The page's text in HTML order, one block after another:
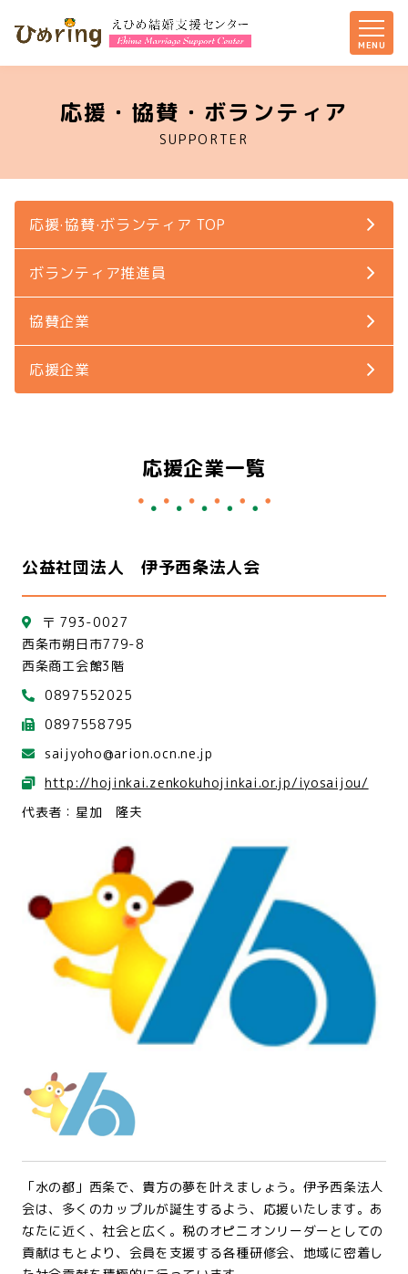
応援・協賛・ボランティア
SUPPORTER
応援·協賛·ボランティア TOP
ボランティア推進員
協賛企業
応援企業
応援企業一覧
公益社団法人 伊予西条法人会
〒 793-0027
西条市朔日市779-8
西条商工会館3階
0897552025
0897558795
saijyoho@arion.ocn.ne.jp
http://hojinkai.zenkokuhojinkai.or.jp/iyosaijou/
代表者：星加 隆夫
「水の都」西条で、貴方の夢を叶えましょう。伊予西条法人
会は、多くのカップルが誕生するよう、応援いたします。あ
なたに近く、社会と広く。税のオピニオンリーダーとしての
貢献はもとより、会員を支援する各種研修会、地域に密着し